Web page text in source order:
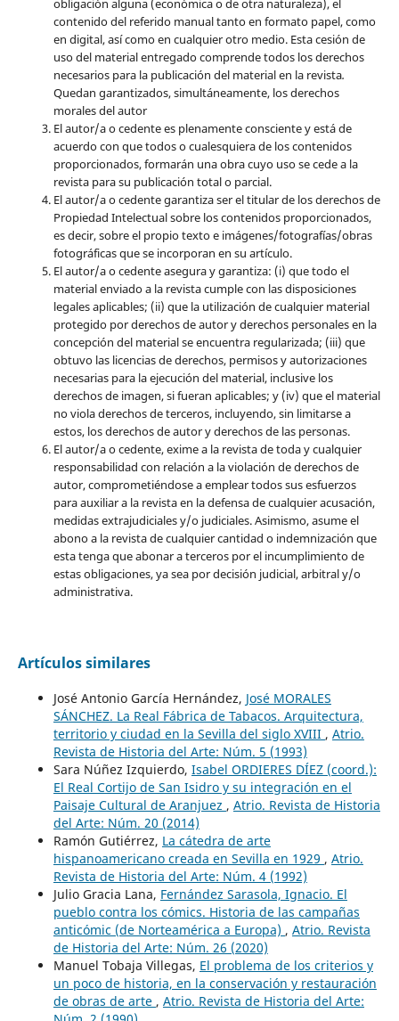
obligación alguna (económica o de otra naturaleza), el
contenido del referido manual tanto en formato papel, como
en digital, así como en cualquier otro medio. Esta cesión de
uso del material entregado comprende todos los derechos
necesarios para la publicación del material en la revista.
Quedan garantizados, simultáneamente, los derechos
morales del autor
El autor/a o cedente es plenamente consciente y está de
acuerdo con que todos o cualesquiera de los contenidos
proporcionados, formarán una obra cuyo uso se cede a la
revista para su publicación total o parcial.
El autor/a o cedente garantiza ser el titular de los derechos de
Propiedad Intelectual sobre los contenidos proporcionados,
es decir, sobre el propio texto e imágenes/fotografías/obras
fotográficas que se incorporan en su artículo.
El autor/a o cedente asegura y garantiza: (i) que todo el
material enviado a la revista cumple con las disposiciones
legales aplicables; (ii) que la utilización de cualquier material
protegido por derechos de autor y derechos personales en la
concepción del material se encuentra regularizada; (iii) que
obtuvo las licencias de derechos, permisos y autorizaciones
necesarias para la ejecución del material, inclusive los
derechos de imagen, si fueran aplicables; y (iv) que el material
no viola derechos de terceros, incluyendo, sin limitarse a
estos, los derechos de autor y derechos de las personas.
El autor/a o cedente, exime a la revista de toda y cualquier
responsabilidad con relación a la violación de derechos de
autor, comprometiéndose a emplear todos sus esfuerzos
para auxiliar a la revista en la defensa de cualquier acusación,
medidas extrajudiciales y/o judiciales. Asimismo, asume el
abono a la revista de cualquier cantidad o indemnización que
esta tenga que abonar a terceros por el incumplimiento de
estas obligaciones, ya sea por decisión judicial, arbitral y/o
administrativa.
Artículos similares
José Antonio García Hernández, José MORALES
SÁNCHEZ. La Real Fábrica de Tabacos. Arquitectura,
territorio y ciudad en la Sevilla del siglo XVIII , Atrio.
Revista de Historia del Arte: Núm. 5 (1993)
Sara Núñez Izquierdo, Isabel ORDIERES DÍEZ (coord.):
El Real Cortijo de San Isidro y su integración en el
Paisaje Cultural de Aranjuez , Atrio. Revista de Historia
del Arte: Núm. 20 (2014)
Ramón Gutiérrez, La cátedra de arte
hispanoamericano creada en Sevilla en 1929 , Atrio.
Revista de Historia del Arte: Núm. 4 (1992)
Julio Gracia Lana, Fernández Sarasola, Ignacio. El
pueblo contra los cómics. Historia de las campañas
anticómic (de Norteamérica a Europa) , Atrio. Revista
de Historia del Arte: Núm. 26 (2020)
Manuel Tobaja Villegas, El problema de los criterios y
un poco de historia, en la conservación y restauración
de obras de arte , Atrio. Revista de Historia del Arte: